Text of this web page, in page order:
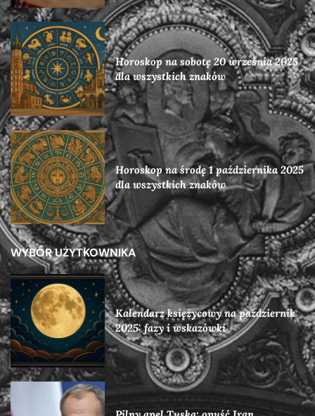
Horoskop na sobotę 20 września 2025
dla wszystkich znaków
Horoskop na środę 1 października 2025
dla wszystkich znaków
WYBÓR UŻYTKOWNIKA
Kalendarz księżycowy na październik
2025: fazy i wskazówki